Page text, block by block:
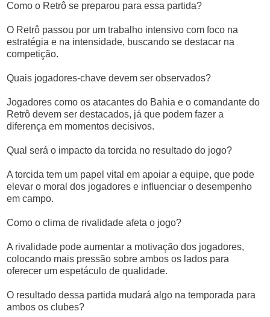
Como o Retrô se preparou para essa partida?
O Retrô passou por um trabalho intensivo com foco na
estratégia e na intensidade, buscando se destacar na
competição.
Quais jogadores-chave devem ser observados?
Jogadores como os atacantes do Bahia e o comandante do
Retrô devem ser destacados, já que podem fazer a
diferença em momentos decisivos.
Qual será o impacto da torcida no resultado do jogo?
A torcida tem um papel vital em apoiar a equipe, que pode
elevar o moral dos jogadores e influenciar o desempenho
em campo.
Como o clima de rivalidade afeta o jogo?
A rivalidade pode aumentar a motivação dos jogadores,
colocando mais pressão sobre ambos os lados para
oferecer um espetáculo de qualidade.
O resultado dessa partida mudará algo na temporada para
ambos os clubes?